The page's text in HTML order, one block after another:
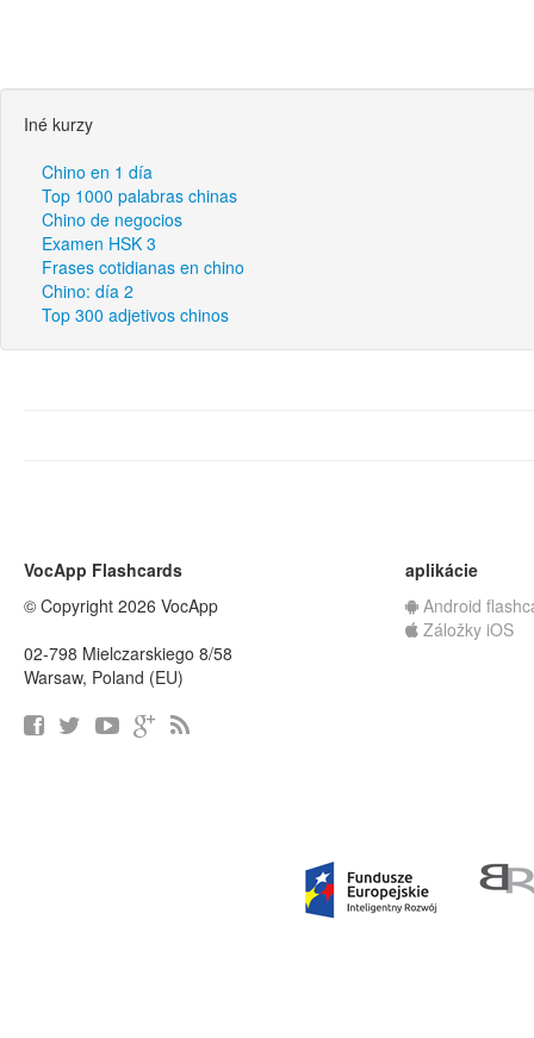
Iné kurzy
Chino en 1 día
Top 1000 palabras chinas
Chino de negocios
Examen HSK 3
Frases cotidianas en chino
Chino: día 2
Top 300 adjetivos chinos
VocApp Flashcards
© Copyright 2026 VocApp
02-798 Mielczarskiego 8/58
Warsaw, Poland (EU)
aplikácie
Android
Záložky iOS